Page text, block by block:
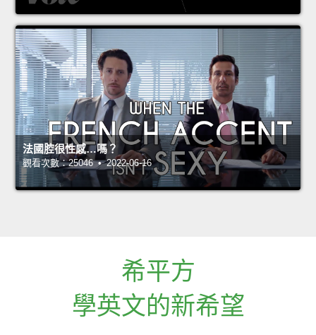
法國腔很性感…嗎？
觀看次數：25046 • 2022-06-16
希平方
學英文的新希望